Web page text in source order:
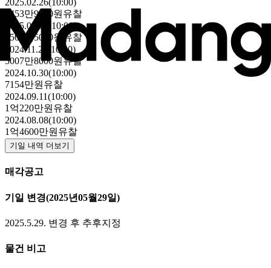
2025.02.26(10:00)
2453만9000원 유찰
2025.01.10(10:00)
3505만5000원
유찰
2024.11.29(10:00)
5007만8000원유찰
2024.10.30(10:00)
7154만원 유찰
2024.09.11(10:00)
1억220만원 유찰
2024.08.08(10:00)
1억4600만원 유찰
기일 내역 더보기
매각공고
기일 변경(2025년05월29일)
2025.5.29. 변경 후 추후지정
물건 비고